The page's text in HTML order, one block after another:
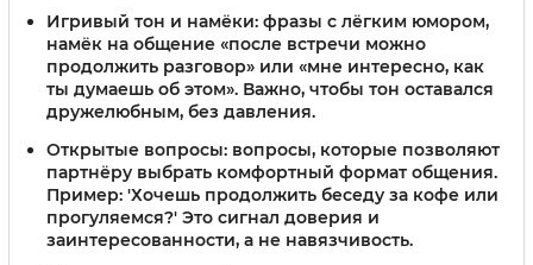
Игривый тон и намёки: фразы с лёгким юмором,
намёк на общение «после встречи можно
продолжить разговор» или «мне интересно, как
ты думаешь об этом». Важно, чтобы тон оставался
дружелюбным, без давления.
Открытые вопросы: вопросы, которые позволяют
партнёру выбрать комфортный формат общения.
Пример: 'Хочешь продолжить беседу за кофе или
прогуляемся?' Это сигнал доверия и
заинтересованности, а не навязчивость.